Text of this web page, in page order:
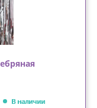
В наличии